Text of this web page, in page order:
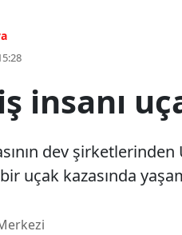
insanı
dev
uçak kazasında